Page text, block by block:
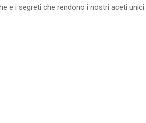
e i segreti che rendono i nostri aceti unici.